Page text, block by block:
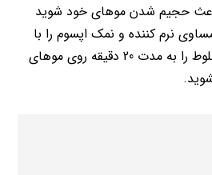
حجیم شدن موهای خود شوید
نرم کننده و نمک اپسوم را با
هم ترکیب کنید و این مخلوط را به مدت 20 دقیقه روی موهای